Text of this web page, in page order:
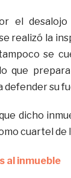
el
realizó la
se
que
defender su
dicho
cuartel de